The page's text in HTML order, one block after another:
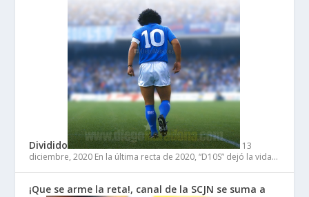
Dividido
13
diciembre, 2020 En la última recta de 2020, “D10S” dejó la vida…
¡Que se arme la reta!, canal de la SCJN se suma a